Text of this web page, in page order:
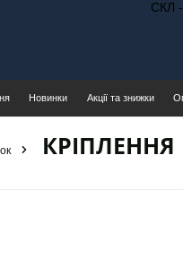
СКЛ
Новинки Акції та знижки
КРІПЛЕННЯ